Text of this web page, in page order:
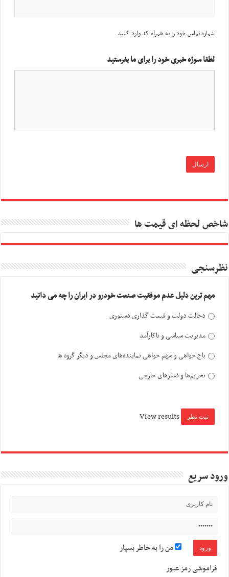
شماره تماس خود را به همراه کد وارد کنید
لطفا سوژه خبری خود را برای ما بفرستید
شاخص لحظه ای قیمت ها
نظرسنجی
مهم ترین دلیل عدم موفقیت صنعت خودرو در ایران را چه می دانید
دخالت دولت و قیمت گذاری دستوری
مدیریت سیاسی و ناکارآمد
باج خواهی و سهم خواهی نماینده‌های مجلس و دیگر گروه ها
تحریم‌ها و فشارهای خارجی
View results
ورود سریع
من را به خاطر بسپار
فراموشی رمز عبور